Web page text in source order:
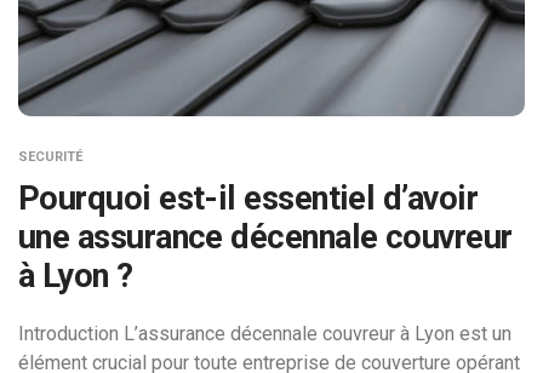
SECURITÉ
Pourquoi est-il essentiel d’avoir
une assurance décennale couvreur
à Lyon ?
Introduction L’assurance décennale couvreur à Lyon est un
élément crucial pour toute entreprise de couverture opérant